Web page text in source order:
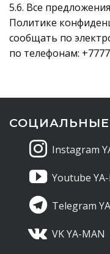
5.6. Все
Политике
сообщать по
по телефонам:
СОЦИАЛЬНЫЕ
Instagram
Youtube
Telegram
VK YA-MAN